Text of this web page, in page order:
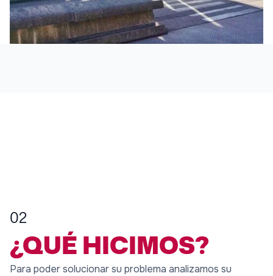
02
¿QUÉ HICIMOS?
Para poder solucionar su problema analizamos su